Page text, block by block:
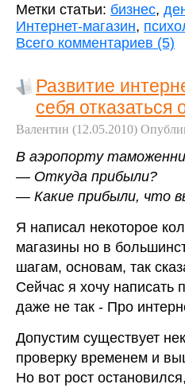
Метки статьи: бизнес,
Интернет-магазин,
Всего комментариев (5)
Развитие
себя отказаться
Валентин (12.05.2010)
В аэропорту
— Откуда прибыли?
— Какие прибыли, что
Я написал некоторое
магазины но в
шагам, основам, так
Сейчас я хочу написать
даже не так - Про
Допустим существует
проверку временем и
Но вот рост